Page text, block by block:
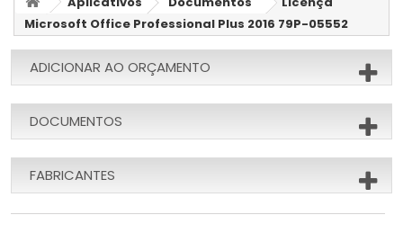
Microsoft Office Professional Plus 2016 79P-05552
ADICIONAR AO ORÇAMENTO
DOCUMENTOS
FABRICANTES